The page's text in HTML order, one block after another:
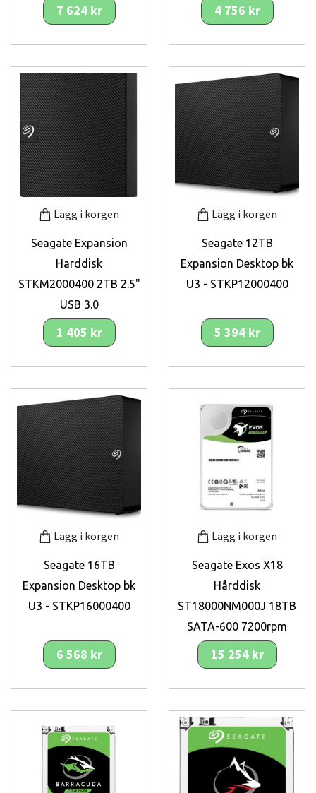
7 624 kr 4 756 kr
Lägg i korgen
Seagate Expansion
Harddisk
STKM2000400 2TB 2.5"
USB 3.0
1 405 kr
Lägg i korgen
Seagate 12TB
Expansion Desktop bk
U3 - STKP12000400
5 394 kr
Lägg i korgen
Seagate 16TB
Expansion Desktop bk
U3 - STKP16000400
6 568 kr
Lägg i korgen
Seagate Exos X18
Hårddisk
ST18000NM000J 18TB
SATA-600 7200rpm
15 254 kr